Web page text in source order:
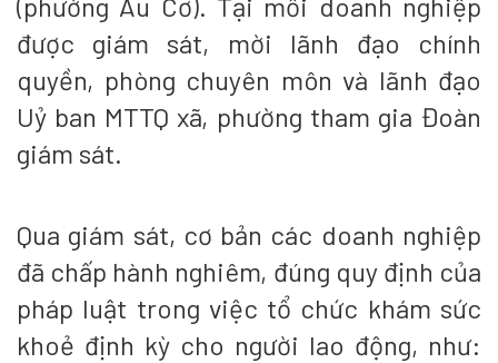
được giám sát, mời lãnh đạo chính
quyền, phòng chuyên môn và lãnh đạo
Uỷ ban MTTQ xã, phường tham gia Đoàn
giám sát.
Qua giám sát, cơ bản các doanh nghiệp
đã chấp hành nghiêm, đúng quy định của
pháp luật trong việc tổ chức khám sức
khoẻ định kỳ cho người lao động, như: